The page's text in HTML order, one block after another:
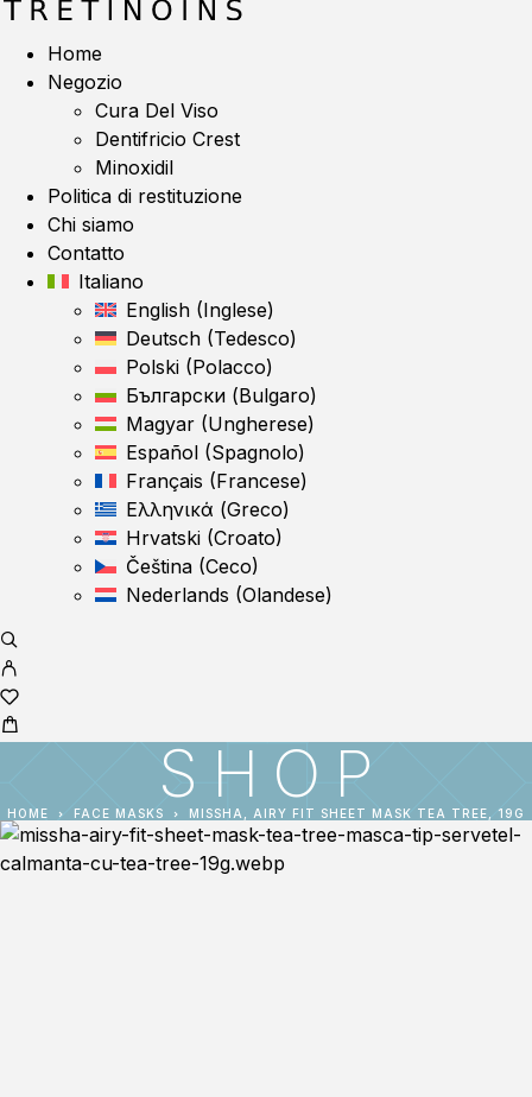
Home
Negozio
Cura Del Viso
Dentifricio Crest
Minoxidil
Politica di restituzione
Chi siamo
Contatto
Italiano
English (Inglese)
Deutsch (Tedesco)
Polski (Polacco)
Български (Bulgaro)
Magyar (Ungherese)
Español (Spagnolo)
Français (Francese)
Ελληνικά (Greco)
Hrvatski (Croato)
Čeština (Ceco)
Nederlands (Olandese)
SHOP
HOME FACE MASKS MISSHA, AIRY FIT SHEET MASK TEA TREE, 19G